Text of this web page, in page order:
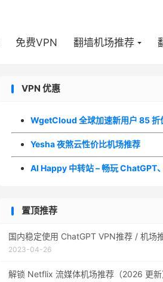
免费VPN 翻墙机场推荐
VPN 优惠
WgetCloud 全球加速新用户 85 折
Yesha 夜煞云性价比机场推荐
AI Happy 中转站 – 畅玩 ChatGPT
置顶推荐
国内稳定使用 ChatGPT VPN推荐 / 机场
2023-04-26
解锁 Netflix 流媒体机场推荐（2026 更新